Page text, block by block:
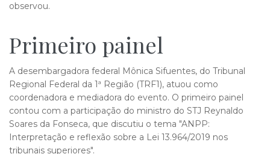
observou.
Primeiro pa​inel
A desembargadora federal Mônica Sifuentes, do Tribunal
Regional Federal da 1ª Região (TRF1), atuou como
coordenadora e mediadora do evento. O primeiro painel
contou com a participação do ministro do STJ Reynaldo
Soares da Fonseca, que discutiu o tema "ANPP:
Interpretação e reflexão sobre a Lei 13.964/2019 nos
tribunais superiores".